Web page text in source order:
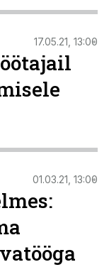
17.05.21, 13:00
01.03.21, 13:00